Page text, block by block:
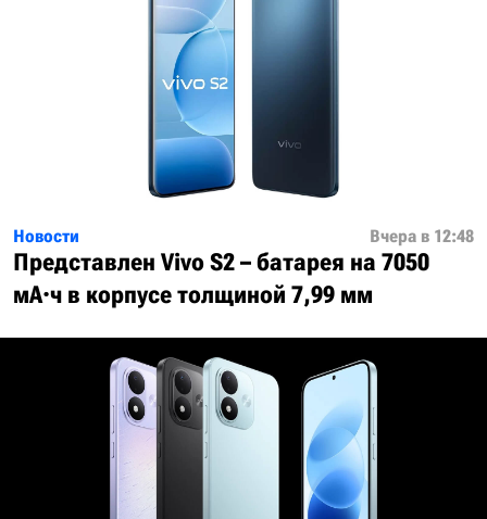
Новости Вчера в 12:48
Представлен Vivo S2 – батарея на 7050
мА·ч в корпусе толщиной 7,99 мм